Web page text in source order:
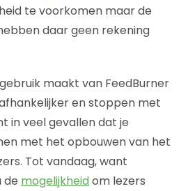
te voorkomen maar de
daar geen rekening
maakt van FeedBurner
en stoppen met
in veel gevallen dat je
met het opbouwen van het
Tot vandaag, want
de mogelijkheid om lezers